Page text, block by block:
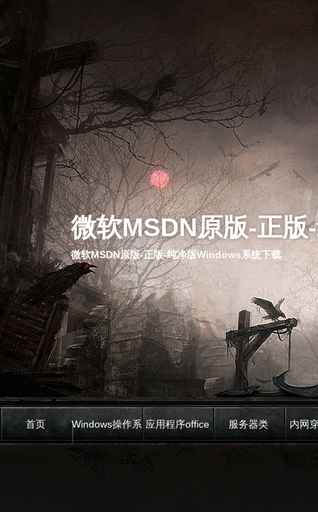
微软MSDN原版-正
微软MSDN原版-正版-纯净版Windows系统下载
首页 Windows操作系 应用程序office 服务器类 内网